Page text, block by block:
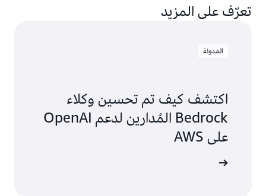
تعرّف على المزيد
المدونة
اكتشف كيف تم تحسين وكلاء
Bedrock المُدارين لدعم OpenAI
على AWS